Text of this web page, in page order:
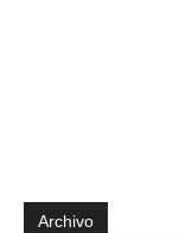
Archivo